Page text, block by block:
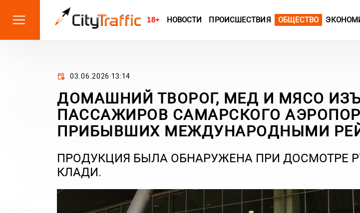
18+ НОВОСТИ ПРОИСШЕСТВИЯ ОБЩЕСТВО
03.06.2026 13:14
ДОМАШНИЙ ТВОРОГ, МЕД И МЯСО
ПАССАЖИРОВ САМАРСКОГО
ПРИБЫВШИХ МЕЖДУНАРОДНЫМИ
ПРОДУКЦИЯ БЫЛА ОБНАРУЖЕНА ПРИ ДОСМОТРЕ
КЛАДИ.